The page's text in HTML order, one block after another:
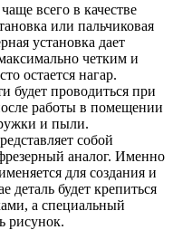
всего в качестве
или пальчиковая
установка дает
четким и
остается нагар.
будет проводиться при
работы в помещении
и пыли.
собой
аналог. Именно
для создания и
деталь будет крепиться
а специальный
рисунок.